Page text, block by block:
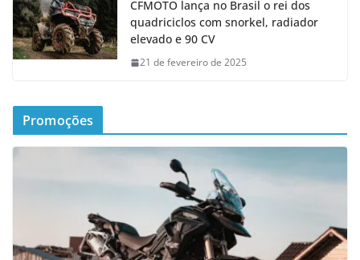
CFMOTO lança no Brasil o rei dos
quadriciclos com snorkel, radiador
elevado e 90 CV
21 de fevereiro de 2025
Promoções